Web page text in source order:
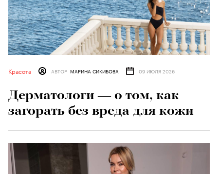
Красота АВТОР МАРИНА СИКИБОВА 09 ИЮЛЯ 2026
Дерматологи — о том, как
загорать без вреда для кожи